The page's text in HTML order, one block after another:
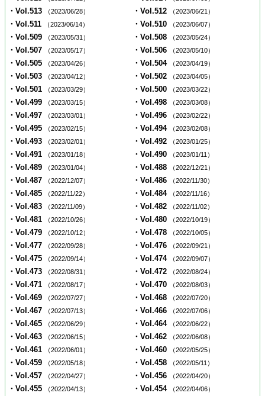
・Vol.513 （2023/06/28） ・Vol.512 （2023/06/21）
・Vol.511 （2023/06/14） ・Vol.510 （2023/06/07）
・Vol.509 （2023/05/31） ・Vol.508 （2023/05/24）
・Vol.507 （2023/05/17） ・Vol.506 （2023/05/10）
・Vol.505 （2023/04/26） ・Vol.504 （2023/04/19）
・Vol.503 （2023/04/12） ・Vol.502 （2023/04/05）
・Vol.501 （2023/03/29） ・Vol.500 （2023/03/22）
・Vol.499 （2023/03/15） ・Vol.498 （2023/03/08）
・Vol.497 （2023/03/01） ・Vol.496 （2023/02/22）
・Vol.495 （2023/02/15） ・Vol.494 （2023/02/08）
・Vol.493 （2023/02/01） ・Vol.492 （2023/01/25）
・Vol.491 （2023/01/18） ・Vol.490 （2023/01/11）
・Vol.489 （2023/01/04） ・Vol.488 （2022/12/21）
・Vol.487 （2022/12/07） ・Vol.486 （2022/11/30）
・Vol.485 （2022/11/22） ・Vol.484 （2022/11/16）
・Vol.483 （2022/11/09） ・Vol.482 （2022/11/02）
・Vol.481 （2022/10/26） ・Vol.480 （2022/10/19）
・Vol.479 （2022/10/12） ・Vol.478 （2022/10/05）
・Vol.477 （2022/09/28） ・Vol.476 （2022/09/21）
・Vol.475 （2022/09/14） ・Vol.474 （2022/09/07）
・Vol.473 （2022/08/31） ・Vol.472 （2022/08/24）
・Vol.471 （2022/08/17） ・Vol.470 （2022/08/03）
・Vol.469 （2022/07/27） ・Vol.468 （2022/07/20）
・Vol.467 （2022/07/13） ・Vol.466 （2022/07/06）
・Vol.465 （2022/06/29） ・Vol.464 （2022/06/22）
・Vol.463 （2022/06/15） ・Vol.462 （2022/06/08）
・Vol.461 （2022/06/01） ・Vol.460 （2022/05/25）
・Vol.459 （2022/05/18） ・Vol.458 （2022/05/11）
・Vol.457 （2022/04/27） ・Vol.456 （2022/04/20）
・Vol.455 （2022/04/13） ・Vol.454 （2022/04/06）